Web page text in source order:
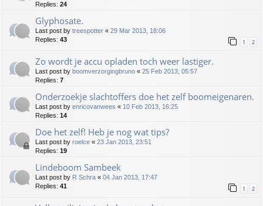
Replies: 24
Glyphosate.
Last post by treespotter « 29 Mar 2013, 18:06
Replies: 43 1 2
Zo wordt je accu opladen toch weer lastiger.
Last post by boomverzorgingbruno « 25 Feb 2013, 05:57
Replies: 7
Onderzoekje slachtoffers doe het zelf boomeigenaren.
Last post by enricovanwees « 10 Feb 2013, 16:25
Replies: 14
Doe het zelf! Heb je nog wat tips?
Last post by roelce « 23 Jan 2013, 23:51
Replies: 19
Lindeboom Sambeek
Last post by R Schra « 04 Jan 2013, 17:47
Replies: 41 1 2